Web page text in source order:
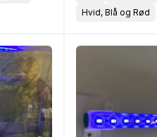
Hvid, Blå og Rød